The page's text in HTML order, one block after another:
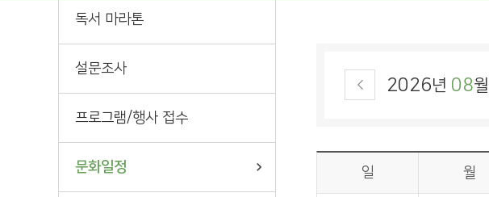
독서 마라톤
설문조사
프로그램/행사 접수
문화일정
2026년 08월
일 월